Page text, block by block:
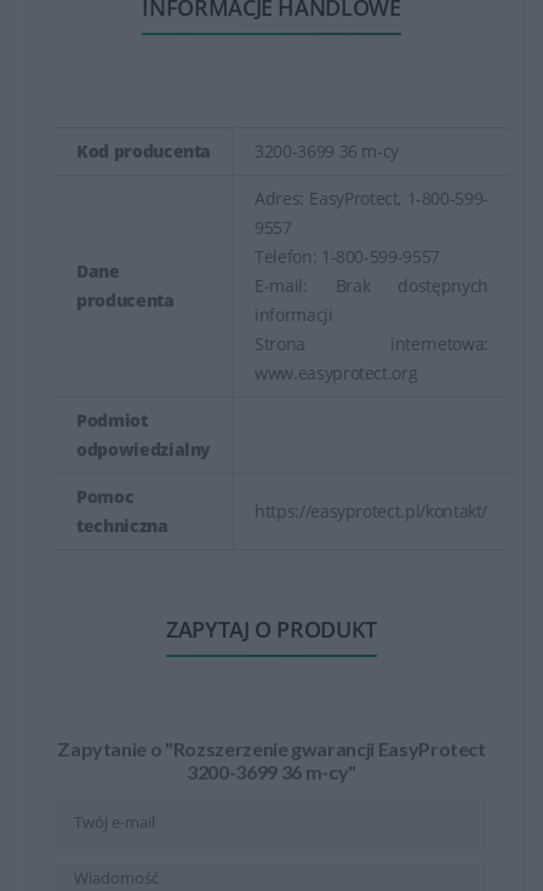
INFORMACJE HANDLOWE
Kod producenta 3200-3699 36 m-cy
Dane
producenta
Adres: EasyProtect, 1-800-599-
9557
Telefon: 1-800-599-9557
E-mail: Brak dostępnych
informacji
Strona internetowa:
www.easyprotect.org
Podmiot
odpowiedzialny
Pomoc
techniczna
https://easyprotect.pl/kontakt/
ZAPYTAJ O PRODUKT
Zapytanie o "Rozszerzenie gwarancji EasyProtect
3200-3699 36 m-cy"